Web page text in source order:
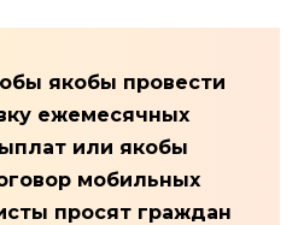
якобы провести
ежемесячных
или якобы
мобильных
просят граждан